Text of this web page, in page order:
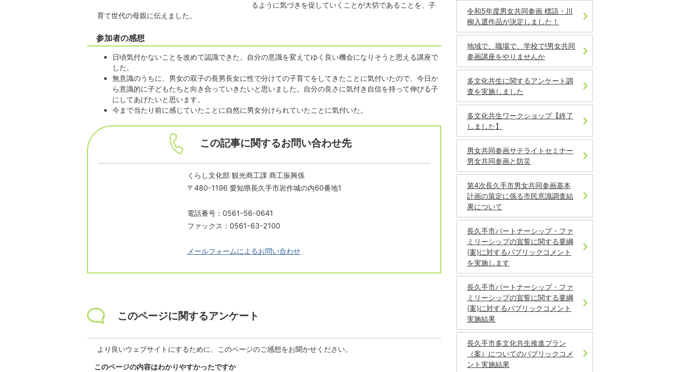
るように気づきを促していくことが大切であることを、子
育て世代の母親に伝えました。
参加者の感想
日頃気付かないことを改めて認識できた。自分の意識を変えてゆく良い機会になりそうと思える講座で
した。
無意識のうちに、男女の双子の長男長女に性で分けての子育てをしてきたことに気付いたので、今日か
ら意識的に子どもたちと向き合っていきたいと思いました。自分の良さに気付き自信を持って伸びる子
にしてあげたいと思います。
今まで当たり前に感じていたことに自然に男女分けられていたことに気付いた。
この記事に関するお問い合わせ先
くらし文化部 観光商工課 商工振興係
〒480-1196 愛知県長久手市岩作城の内60番地1
電話番号：0561-56-0641
ファックス：0561-63-2100
メールフォームによるお問い合わせ
このページに関するアンケート
より良いウェブサイトにするために、このページのご感想をお聞かせください。
このページの内容はわかりやすかったですか
令和5年度男女共同参画 標語・川
柳入選作品が決定しました！
地域で、職場で、学校で!男女共同
参画講座をやりませんか
多文化共生に関するアンケート調
査を実施しました
多文化共生ワークショップ【終了
しました】
男女共同参画サテライトセミナー
男女共同参画と防災
第4次長久手市男女共同参画基本
計画の策定に係る市民意識調査結
果について
長久手市パートナーシップ・ファ
ミリーシップの宣誓に関する要綱
(案)に対するパブリックコメント
を実施します
長久手市パートナーシップ・ファ
ミリーシップの宣誓に関する要綱
(案)に対するパブリックコメント
実施結果
長久手市多文化共生推進プラン
（案）についてのパブリックコメ
ント実施結果